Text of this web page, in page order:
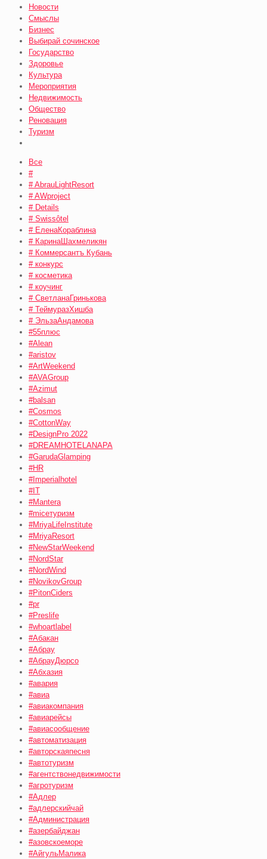
Новости
Смыслы
Бизнес
Выбирай сочинское
Государство
Здоровье
Культура
Мероприятия
Недвижимость
Общество
Реновация
Туризм
Все
#
# AbrauLightResort
# AWproject
# Details
# Swissôtel
# ЕленаКораблина
# КаринаШахмеликян
# Коммерсантъ Кубань
# конкурс
# косметика
# коучинг
# СветланаГринькова
# ТеймуразХишба
# ЭльзаАндамова
#55плюс
#Alean
#aristov
#ArtWeekend
#AVAGroup
#Azimut
#balsan
#Cosmos
#CottonWay
#DesignPro 2022
#DREAMHOTELANAPA
#GarudaGlamping
#HR
#Imperialhotel
#IT
#Mantera
#miceтуризм
#MriyaLifeInstitute
#MriyaResort
#NewStarWeekend
#NordStar
#NordWind
#NovikovGroup
#PitonCiders
#pr
#Preslife
#whoartlabel
#Абакан
#Абрау
#АбрауДюрсо
#Абхазия
#авария
#авиа
#авиакомпания
#авиарейсы
#авиасообщение
#автоматизация
#авторскаяпесня
#автотуризм
#агентствонедвижимости
#агротуризм
#Адлер
#адлерскийчай
#Администрация
#азербайджан
#азовскоеморе
#АйгульМалика